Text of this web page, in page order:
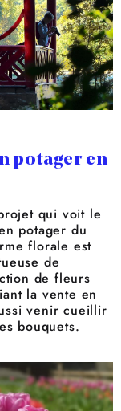
potager en
qui voit le
potager du
florale est
de
de fleurs
la vente en
venir cueillir
bouquets.